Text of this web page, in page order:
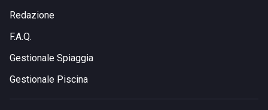
Redazione
F.A.Q.
Gestionale Spiaggia
Gestionale Piscina